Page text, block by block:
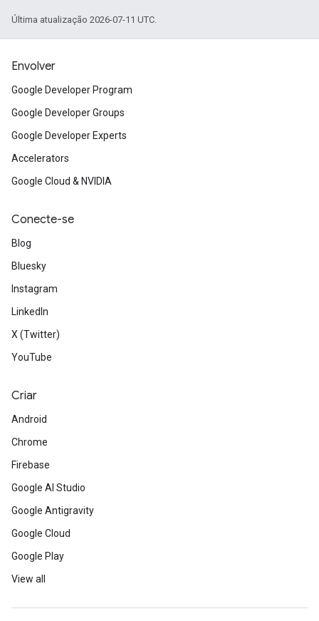
Última atualização 2026-07-11 UTC.
Envolver
Google Developer Program
Google Developer Groups
Google Developer Experts
Accelerators
Google Cloud & NVIDIA
Conecte-se
Blog
Bluesky
Instagram
LinkedIn
X (Twitter)
YouTube
Criar
Android
Chrome
Firebase
Google AI Studio
Google Antigravity
Google Cloud
Google Play
View all